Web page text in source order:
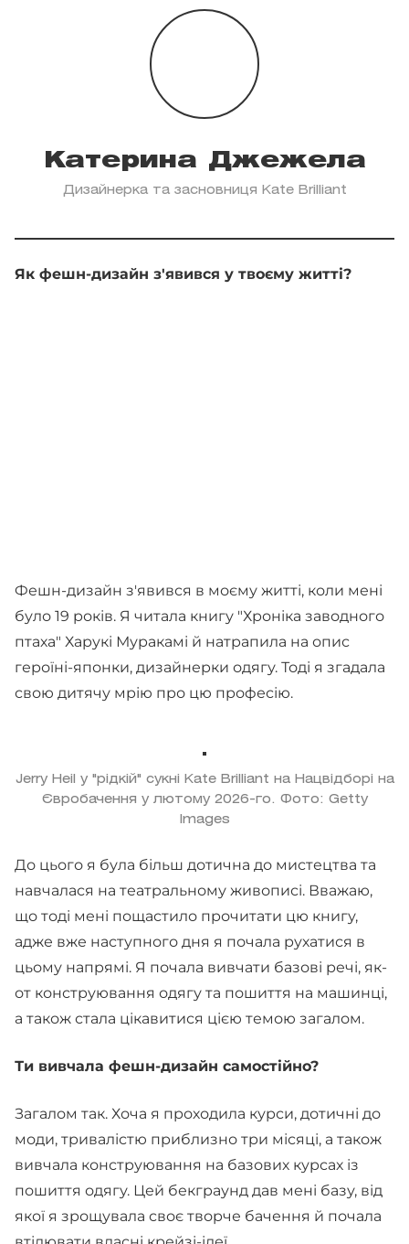
Катерина Джежела
Дизайнерка та засновниця Kate Brilliant
Як фешн-дизайн з'явився у твоєму житті?
Фешн-дизайн з'явився в моєму житті, коли мені
було 19 років. Я читала книгу "Хроніка заводного
птаха" Харукі Муракамі й натрапила на опис
героїні-японки, дизайнерки одягу. Тоді я згадала
свою дитячу мрію про цю професію.
Jerry Heil у "рідкій" сукні Kate Brilliant на Нацвідборі на
Євробачення у лютому 2026-го. Фото: Getty
Images
До цього я була більш дотична до мистецтва та
навчалася на театральному живописі. Вважаю,
що тоді мені пощастило прочитати цю книгу,
адже вже наступного дня я почала рухатися в
цьому напрямі. Я почала вивчати базові речі, як-
от конструювання одягу та пошиття на машинці,
а також стала цікавитися цією темою загалом.
Ти вивчала фешн-дизайн самостійно?
Загалом так. Хоча я проходила курси, дотичні до
моди, тривалістю приблизно три місяці, а також
вивчала конструювання на базових курсах із
пошиття одягу. Цей бекграунд дав мені базу, від
якої я зрощувала своє творче бачення й почала